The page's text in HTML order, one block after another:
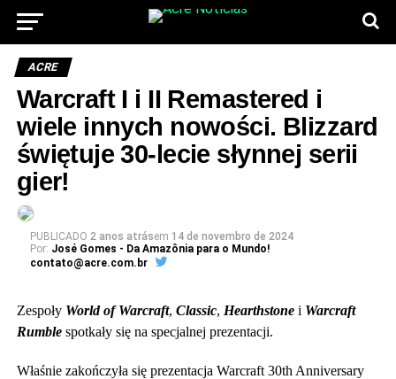
ACRE
Warcraft I i II Remastered i
wiele innych nowości. Blizzard
świętuje 30-lecie słynnej serii
gier!
PUBLICADO 2 anos atrásem 14 de novembro de 2024
Por: José Gomes - Da Amazônia para o Mundo!
contato@acre.com.br
Zespoły World of Warcraft, Classic, Hearthstone i Warcraft
Rumblespotkały się na specjalnej prezentacji.
Właśnie zakończyła się prezentacja Warcraft 30th Anniversary